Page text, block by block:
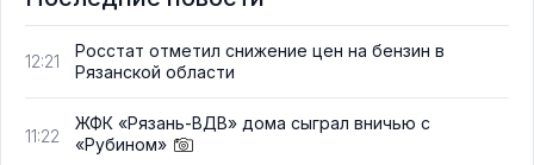
12:21
Росстат отметил снижение цен на бензин в
Рязанской области
11:22
ЖФК «Рязань-ВДВ» дома сыграл вничью с
«Рубином»